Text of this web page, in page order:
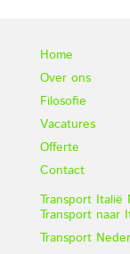
Home
Over ons
Filosofie
Vacatures
Offerte
Contact
Transport Italië
Transport naar
Transport